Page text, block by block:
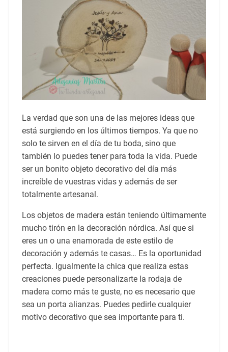
La verdad que son una de las mejores ideas que
está surgiendo en los últimos tiempos. Ya que no
solo te sirven en el día de tu boda, sino que
también lo puedes tener para toda la vida. Puede
ser un bonito objeto decorativo del día más
increíble de vuestras vidas y además de ser
totalmente artesanal.
Los objetos de madera están teniendo últimamente
mucho tirón en la decoración nórdica. Así que si
eres un o una enamorada de este estilo de
decoración y además te casas… Es la oportunidad
perfecta. Igualmente la chica que realiza estas
creaciones puede personalizarte la rodaja de
madera como más te guste, no es necesario que
sea un porta alianzas. Puedes pedirle cualquier
motivo decorativo que sea importante para ti.